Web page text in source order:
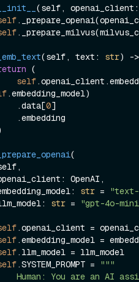
__init__ (self,
_emb_text(self, text: str) ->
(
self
.embedding_model)
            .data[
0]
_prepare_openai(
embedding_model:
str = "text-
llm_model:
str = "gpt-4o-
.openai_client =
.embedding_model =
.llm_model = llm_model
.SYSTEM_PROMPT =
"""